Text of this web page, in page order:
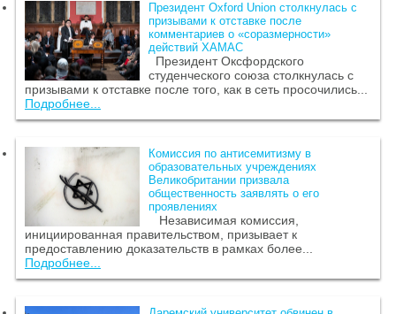
Президент Oxford Union столкнулась с
призывами к отставке после
комментариев о «соразмерности»
действий ХАМАС
Президент Оксфордского
студенческого союза столкнулась с
призывами к отставке после того, как в сеть просочились...
Подробнее...
Комиссия по антисемитизму в
образовательных учреждениях
Великобритании призвала
общественность заявлять о его
проявлениях
Независимая комиссия,
инициированная правительством, призывает к
предоставлению доказательств в рамках более...
Подробнее...